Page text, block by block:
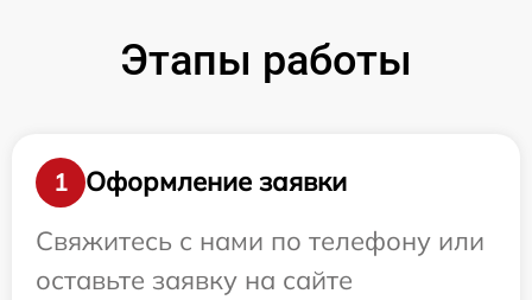
Этапы работы
1
Оформление заявки
Свяжитесь с нами по телефону или
оставьте заявку на сайте